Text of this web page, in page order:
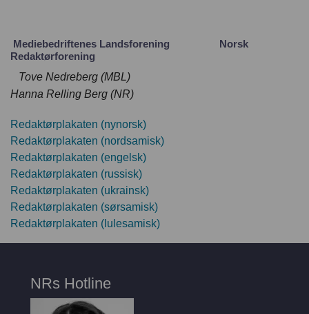
Mediebedriftenes Landsforening Norsk
Redaktørforening
Tove Nedreberg (MBL)
Hanna Relling Berg (NR)
Redaktørplakaten (nynorsk)
Redaktørplakaten (nordsamisk)
Redaktørplakaten (engelsk)
Redaktørplakaten (russisk)
Redaktørplakaten (ukrainsk)
Redaktørplakaten (sørsamisk)
Redaktørplakaten (lulesamisk)
NRs Hotline